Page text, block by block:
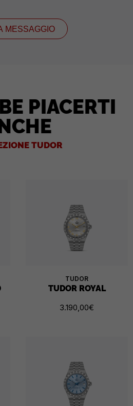
MESSAGGIO
PIACERTI
TUDOR
TUDOR
TUDOR ROYAL
3.190,00€